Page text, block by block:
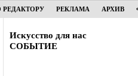
РЕКЛАМА АРХИВ
Искусство для нас
СОБЫТИЕ